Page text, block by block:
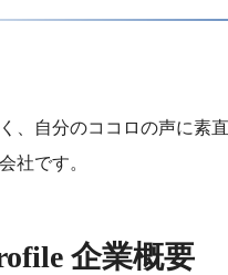
、自分のココロの声に素
社です。
企業概要